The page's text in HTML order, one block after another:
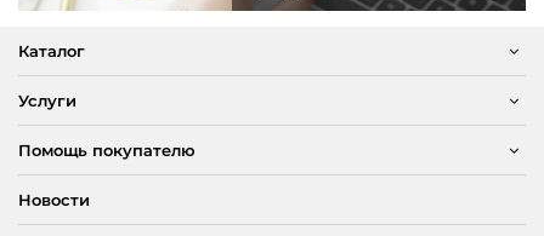
Каталог
Услуги
Помощь покупателю
Новости